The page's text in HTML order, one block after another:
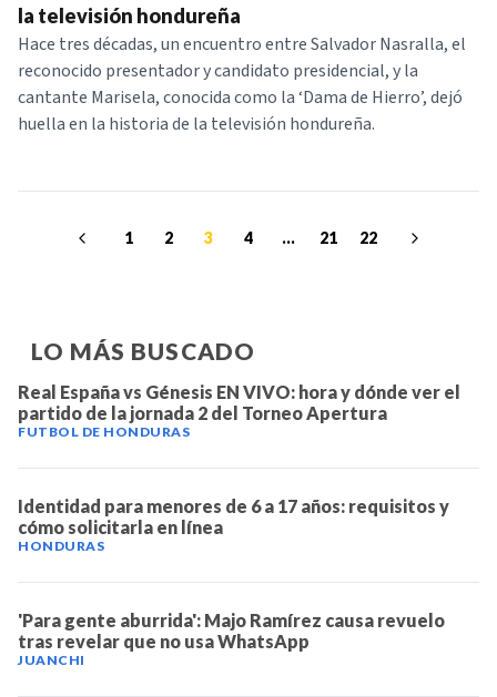
la televisión hondureña
Hace tres décadas, un encuentro entre Salvador Nasralla, el
reconocido presentador y candidato presidencial, y la
cantante Marisela, conocida como la ‘Dama de Hierro’, dejó
huella en la historia de la televisión hondureña.
1 2 3 4 ... 21 22
LO MÁS BUSCADO
Real España vs Génesis EN VIVO: hora y dónde ver el
partido de la jornada 2 del Torneo Apertura
FUTBOL DE HONDURAS
Identidad para menores de 6 a 17 años: requisitos y
cómo solicitarla en línea
HONDURAS
'Para gente aburrida': Majo Ramírez causa revuelo
tras revelar que no usa WhatsApp
JUANCHI